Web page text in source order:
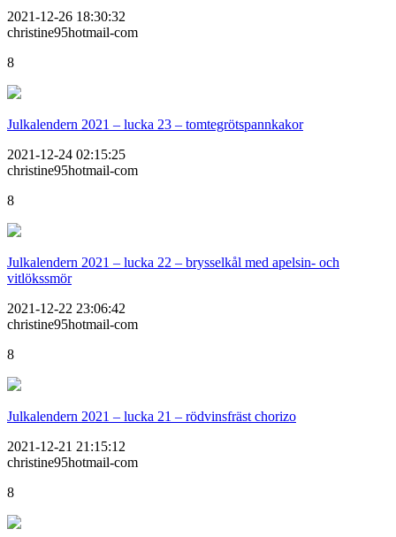
2021-12-26 18:30:32
christine95hotmail-com
8
Julkalendern 2021 – lucka 23 – tomtegrötspannkakor
2021-12-24 02:15:25
christine95hotmail-com
8
Julkalendern 2021 – lucka 22 – brysselkål med apelsin- och
vitlökssmör
2021-12-22 23:06:42
christine95hotmail-com
8
Julkalendern 2021 – lucka 21 – rödvinsfräst chorizo
2021-12-21 21:15:12
christine95hotmail-com
8